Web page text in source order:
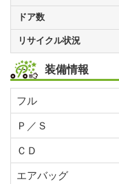
ドア数
リサイクル状況
装備情報
フル
Ｐ／Ｓ
ＣＤ
エアバッグ